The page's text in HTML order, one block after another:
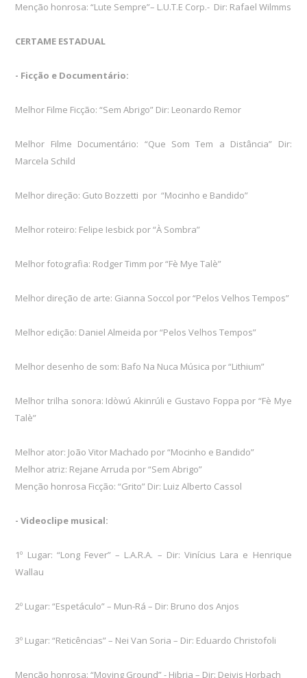
Menção honrosa: “Lute Sempre”– L.U.T.E Corp.- Dir: Rafael Wilmms
CERTAME ESTADUAL
- Ficção e Documentário:
Melhor Filme Ficção: “Sem Abrigo” Dir: Leonardo Remor
Melhor Filme Documentário: “Que Som Tem a Distância” Dir:
Marcela Schild
Melhor direção: Guto Bozzetti por “Mocinho e Bandido”
Melhor roteiro: Felipe Iesbick por “À Sombra”
Melhor fotografia: Rodger Timm por “Fè Mye Talè”
Melhor direção de arte: Gianna Soccol por “Pelos Velhos Tempos”
Melhor edição: Daniel Almeida por “Pelos Velhos Tempos”
Melhor desenho de som: Bafo Na Nuca Música por “Lithium”
Melhor trilha sonora: Idòwú Akinrúli e Gustavo Foppa por “Fè Mye
Talè”
Melhor ator: João Vitor Machado por “Mocinho e Bandido”
Melhor atriz: Rejane Arruda por “Sem Abrigo”
Menção honrosa Ficção: “Grito” Dir: Luiz Alberto Cassol
- Videoclipe musical:
1º Lugar: “Long Fever” – L.A.R.A. – Dir: Vinícius Lara e Henrique
Wallau
2º Lugar: “Espetáculo” – Mun-Rá – Dir: Bruno dos Anjos
3º Lugar: “Reticências” – Nei Van Soria – Dir: Eduardo Christofoli
Menção honrosa: “Moving Ground” - Hibria – Dir: Deivis Horbach